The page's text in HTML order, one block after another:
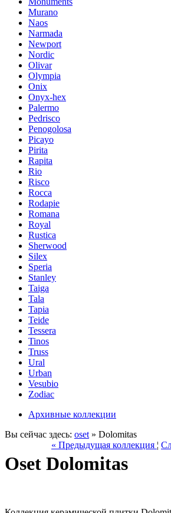
Murano
Naos
Narmada
Newport
Nordic
Olivar
Olympia
Onix
Onyx-hex
Palermo
Pedrisco
Penogolosa
Picayo
Pirita
Rapita
Rio
Risco
Rocca
Rodapie
Romana
Royal
Rustica
Sherwood
Silex
Speria
Stanley
Taiga
Tala
Tapia
Teide
Tessera
Tinos
Truss
Ural
Urban
Vesubio
Zodiac
Архивные коллекции
Вы сейчас здесь: oset » Dolomitas
« Предыдущая коллекция ¦
Oset Dolomitas